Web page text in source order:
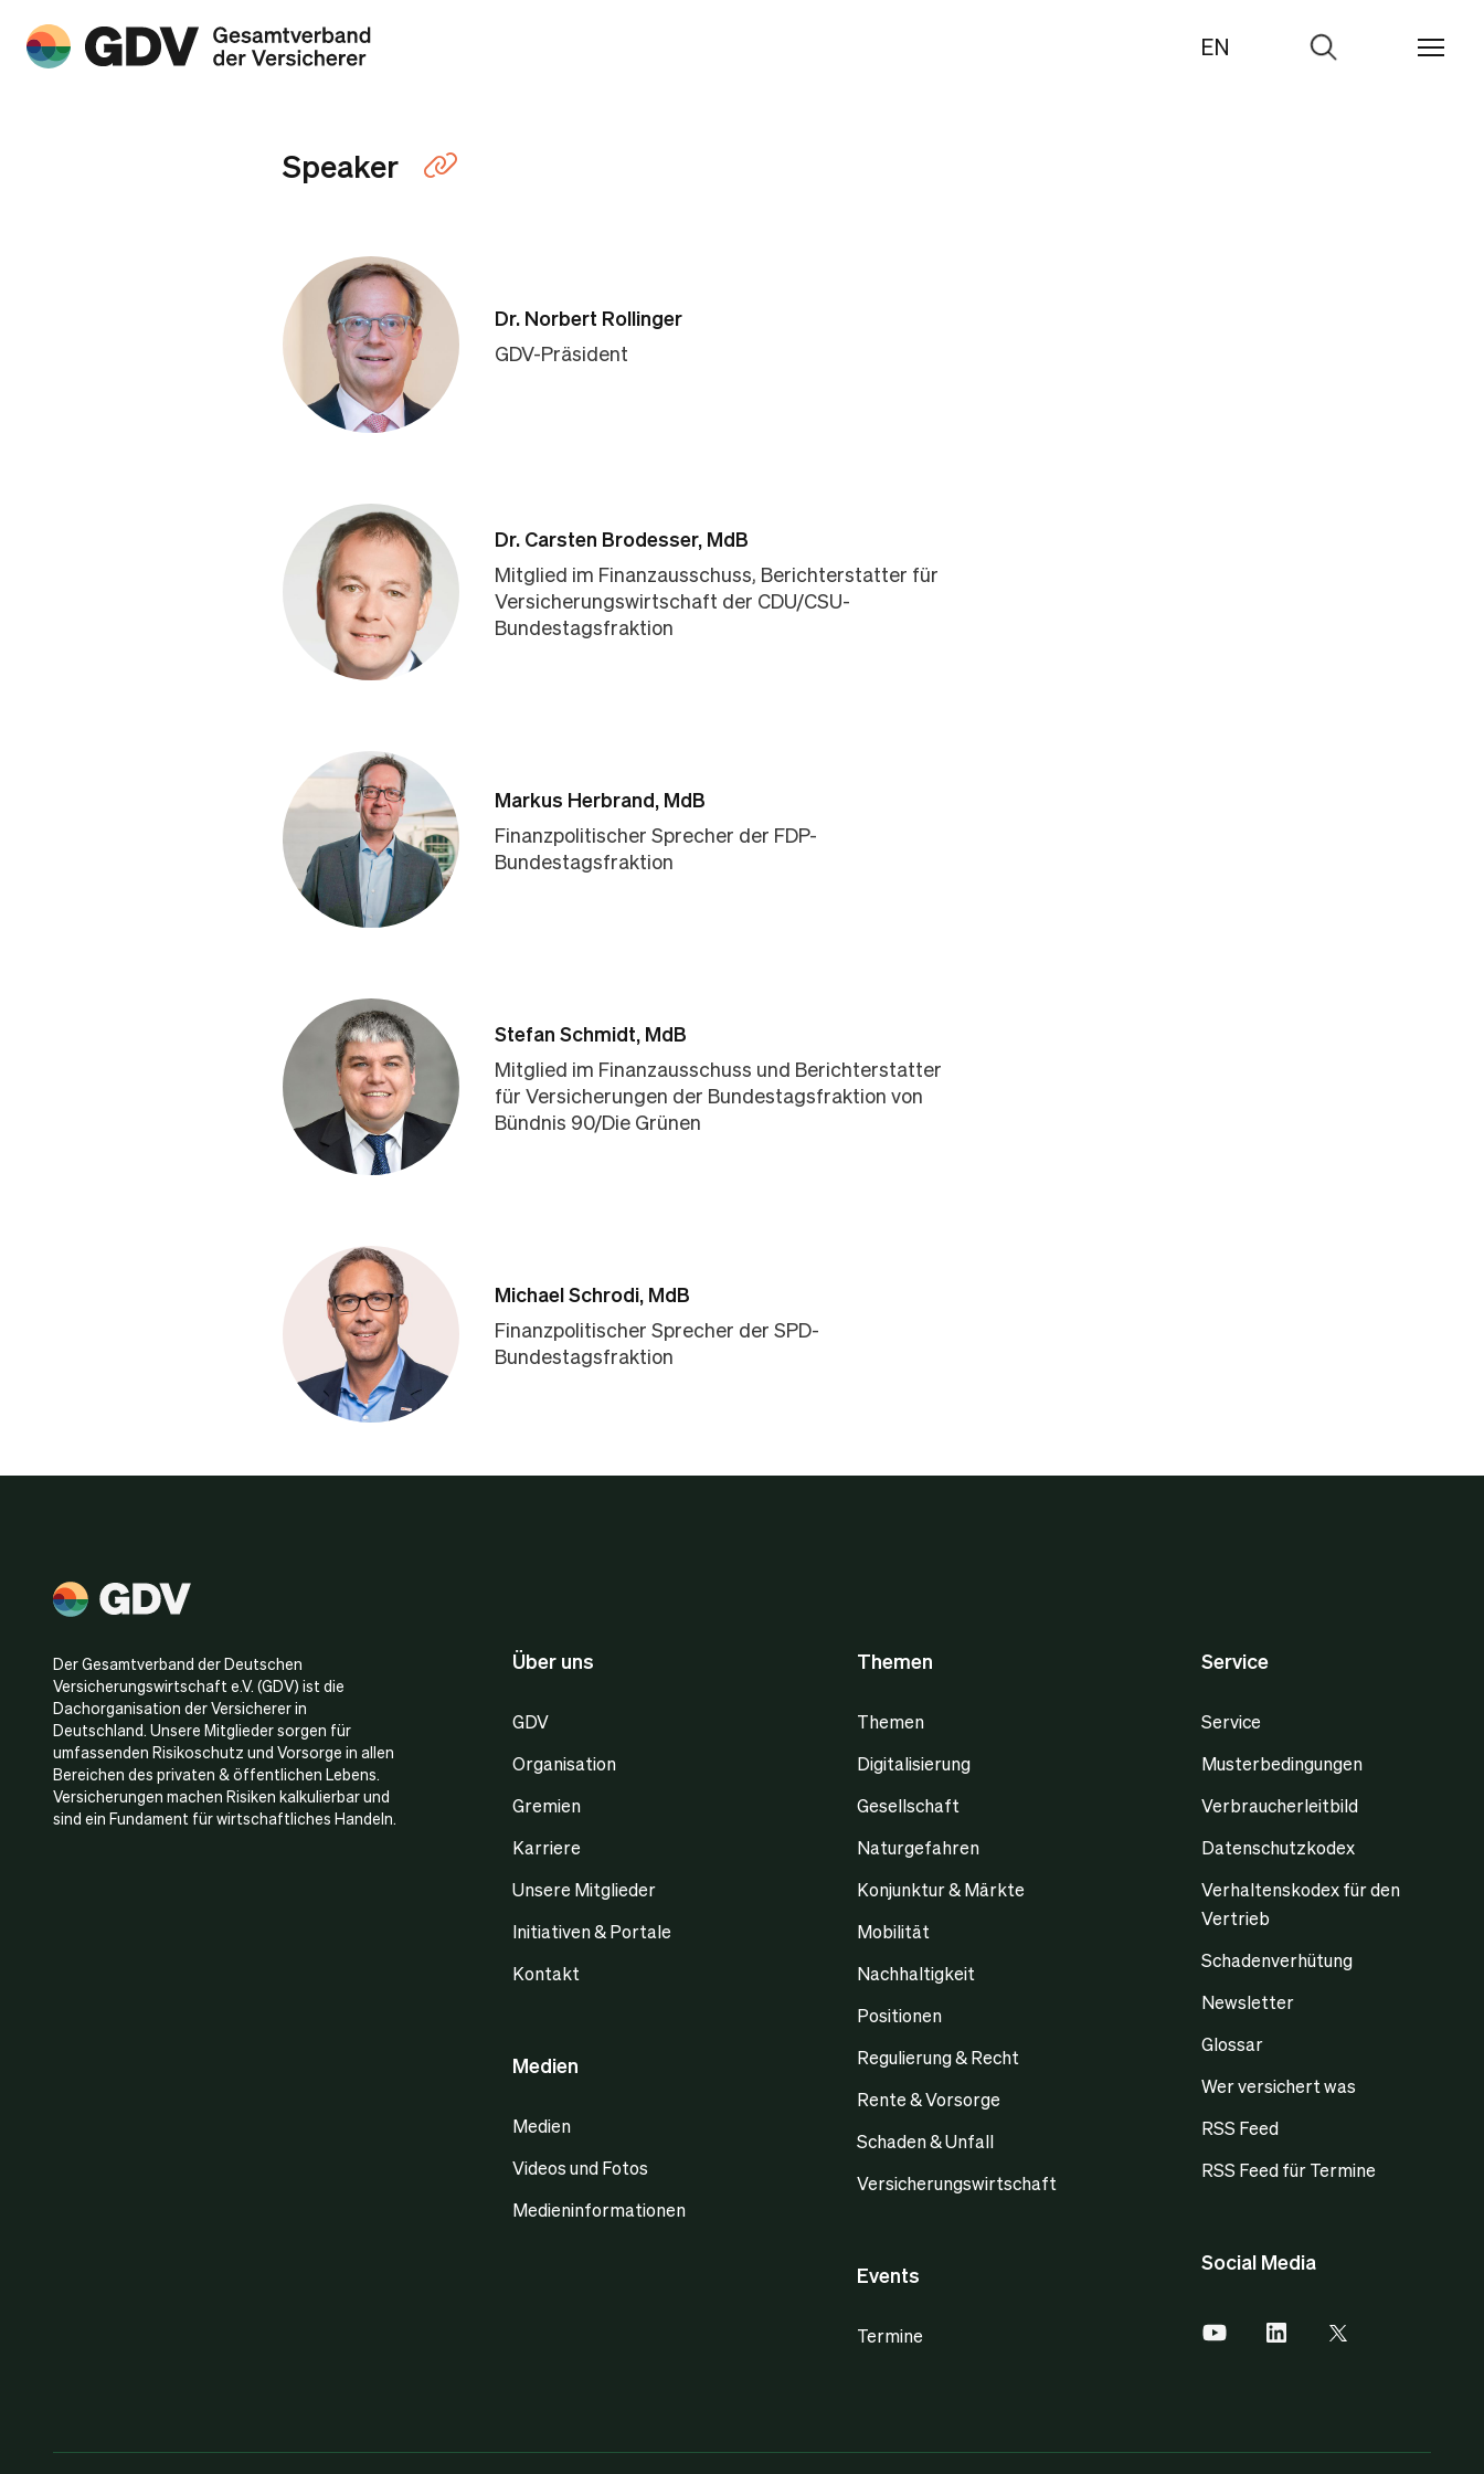
EN
Zur
Speaker
Dr. Norbert Rollinger
GDV-Präsident
Dr. Carsten Brodesser, MdB
Mitglied im Finanzausschuss, Berichterstatter für
Versicherungswirtschaft der CDU/CSU-
Bundestagsfraktion
Markus Herbrand, MdB
Finanzpolitischer Sprecher der FDP-
Bundestagsfraktion
Stefan Schmidt, MdB
Mitglied im Finanzausschuss und Berichterstatter
für Versicherungen der Bundestagsfraktion von
Bündnis 90/Die Grünen
Michael Schrodi, MdB
Finanzpolitischer Sprecher der SPD-
Bundestagsfraktion
Der Gesamtverband der Deutschen
Versicherungswirtschaft e.V. (GDV) ist die
Dachorganisation der Versicherer in
Deutschland. Unsere Mitglieder sorgen für
umfassenden Risikoschutz und Vorsorge in allen
Bereichen des privaten & öffentlichen Lebens.
Versicherungen machen Risiken kalkulierbar und
sind ein Fundament für wirtschaftliches Handeln.
Über uns
GDV
Organisation
Gremien
Karriere
Unsere Mitglieder
Initiativen & Portale
Kontakt
Medien
Medien
Videos und Fotos
Medieninformationen
Themen
Themen
Digitalisierung
Gesellschaft
Naturgefahren
Konjunktur & Märkte
Mobilität
Nachhaltigkeit
Positionen
Regulierung & Recht
Rente & Vorsorge
Schaden & Unfall
Versicherungswirtschaft
Events
Termine
Service
Service
Musterbedingungen
Verbraucherleitbild
Datenschutzkodex
Verhaltenskodex für den
Vertrieb
Schadenverhütung
Newsletter
Glossar
Wer versichert was
RSS Feed
RSS Feed für Termine
Social Media